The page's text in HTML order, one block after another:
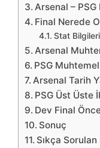
Arsenal –
Final Nerede
Stat Bilgileri
Arsenal
PSG Muhtemel
Arsenal Tarih
PSG Üst Üste
Dev Final
Sonuç
Sıkça